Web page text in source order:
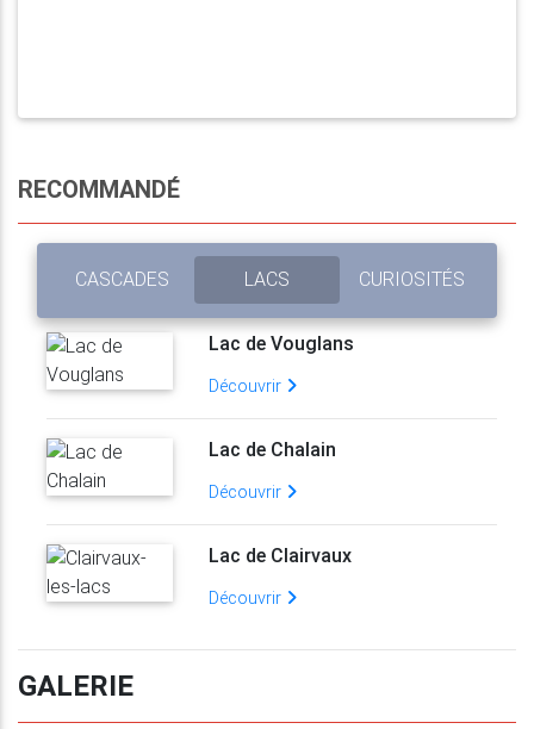
RECOMMANDÉ
CASCADES LACS CURIOSITÉS
Lac de Vouglans
Découvrir
Lac de Chalain
Découvrir
Lac de Clairvaux
Découvrir
GALERIE